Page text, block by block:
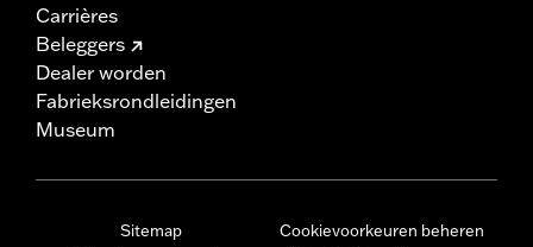
Carrières
Beleggers
Dealer worden
Fabrieksrondleidingen
Museum
Sitemap
Cookievoorkeuren beheren